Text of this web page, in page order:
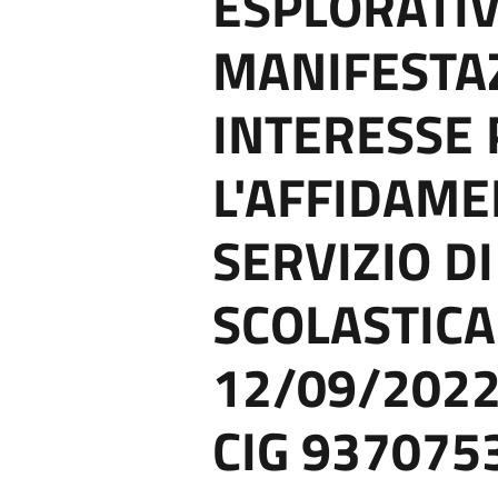
INTERESSE
SERVIZIO
12/09/
CIG